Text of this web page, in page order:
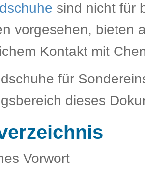
sind nicht für
vorgesehen, bieten
Kontakt mit
für
dieses
Vorwort